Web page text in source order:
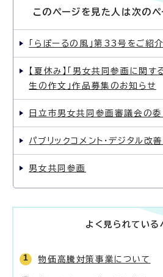
このページを見た人は次の
「らぽーるの風」第33号をご紹
【夏休み】「男女共同参画に関
生の作文」作品募集のお知らせ
日立市男女共同参画審議会の委
パブリックコメント・デジタル改
男女共同参画
よく見られている
物価高騰対策事業について